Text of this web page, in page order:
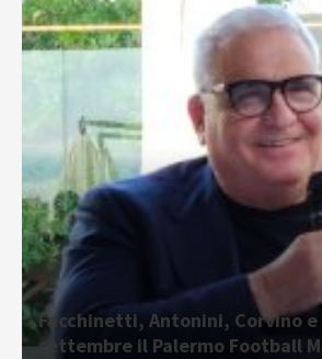
Facchinetti, Antonini, Corvino e
settembre il Palermo Football